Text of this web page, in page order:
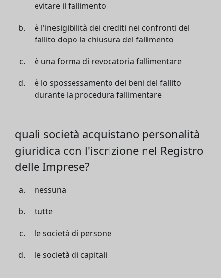
evitare il fallimento
è l'inesigibilità dei crediti nei confronti del
fallito dopo la chiusura del fallimento
è una forma di revocatoria fallimentare
è lo spossessamento dei beni del fallito
durante la procedura fallimentare
quali società acquistano personalità
giuridica con l'iscrizione nel Registro
delle Imprese?
nessuna
tutte
le società di persone
le società di capitali